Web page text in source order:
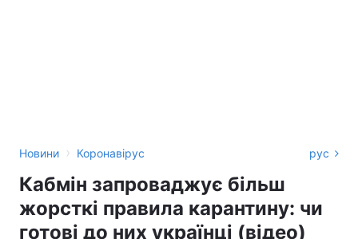
Новини › Коронавірус рус
Кабмін запроваджує більш
жорсткі правила карантину: чи
готові до них українці (відео)